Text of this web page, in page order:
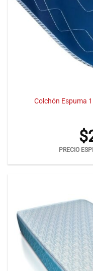
Colchón Espuma
$
PRECIO